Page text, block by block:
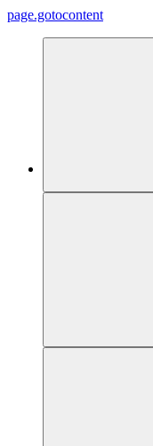
page.gotocontent